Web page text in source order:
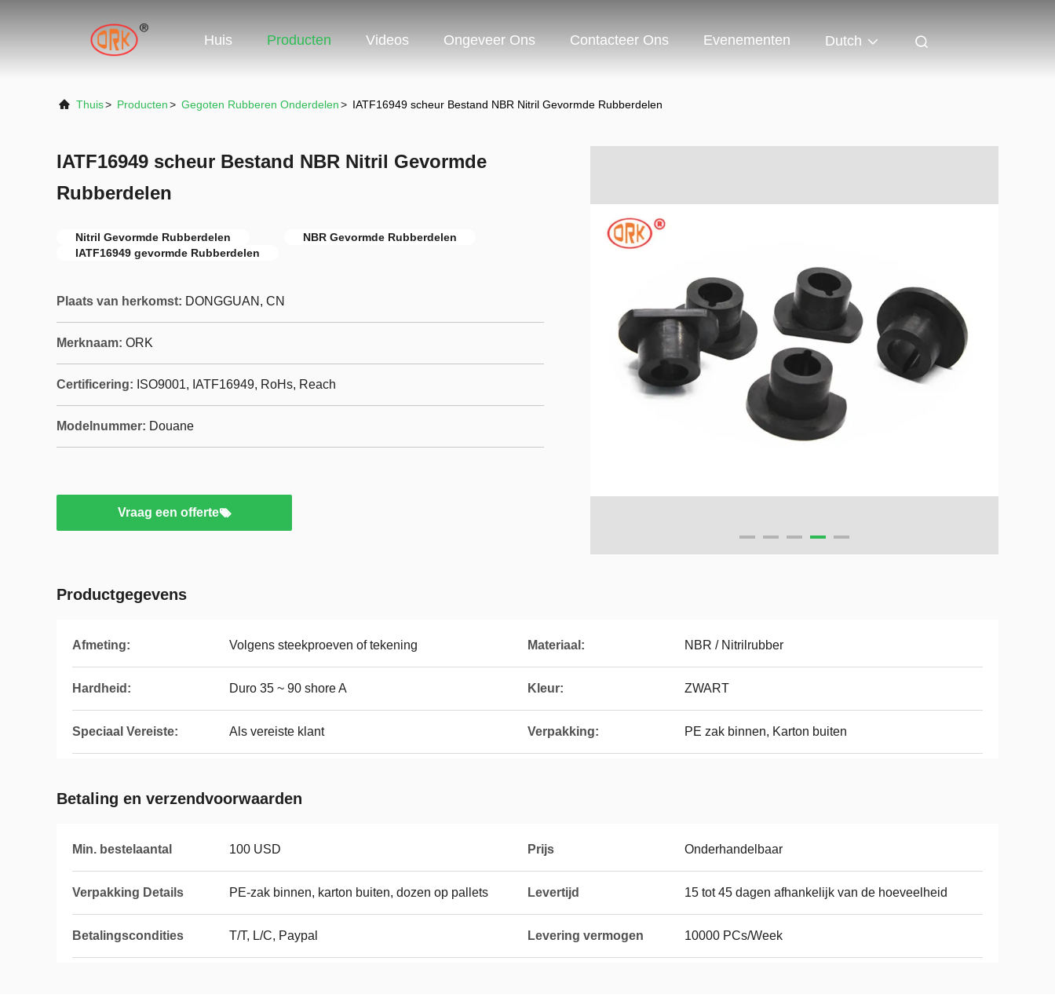
Huis Producten Videos Ongeveer Ons Contacteer Ons Evenementen Dutch
Thuis> Producten> Gegoten Rubberen Onderdelen> IATF16949 scheur Bestand NBR Nitril Gevormde Rubberdelen
IATF16949 scheur Bestand NBR Nitril Gevormde
Rubberdelen
Nitril Gevormde Rubberdelen
NBR Gevormde Rubberdelen
IATF16949 gevormde Rubberdelen
Plaats van herkomst: DONGGUAN, CN
Merknaam: ORK
Certificering: ISO9001, IATF16949, RoHs, Reach
Modelnummer: Douane
Vraag een offerte
Productgegevens
Afmeting: Volgens steekproeven of tekening Materiaal: NBR / Nitrilrubber
Hardheid: Duro 35 ~ 90 shore A Kleur: ZWART
Speciaal Vereiste: Als vereiste klant Verpakking: PE zak binnen, Karton buiten
Betaling en verzendvoorwaarden
Min. bestelaantal 100 USD Prijs Onderhandelbaar
Verpakking Details PE-zak binnen, karton buiten, dozen op pallets Levertijd 15 tot 45 dagen afhankelijk van de hoeveelheid
Betalingscondities T/T, L/C, Paypal Levering vermogen 10000 PCs/Week